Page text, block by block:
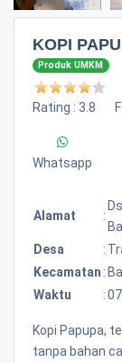
KOPI
Produk UMKM
Rating : 3.8
Whatsapp
Alamat :
Desa
:
Kecamatan :
Waktu
:
Kopi Papupa,
tanpa bahan